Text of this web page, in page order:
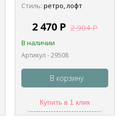
Стиль: ретро, лофт
2 470 Р 2 904Р
В наличии
Артикул - 29508
В корзину
Купить в 1 клик